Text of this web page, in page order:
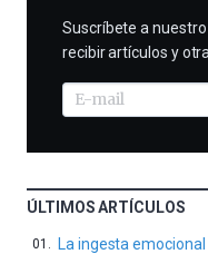
SUSCRIBIRME
Suscríbete a nuestro
recibir artículos y
ÚLTIMOS ARTÍCULOS
La ingesta